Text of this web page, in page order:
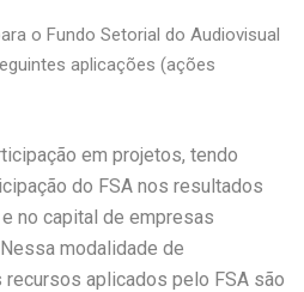
o Fundo Setorial do Audiovisual
aplicações (ações
em projetos, tendo
do FSA nos resultados
no capital de empresas
modalidade de
recursos aplicados pelo FSA são